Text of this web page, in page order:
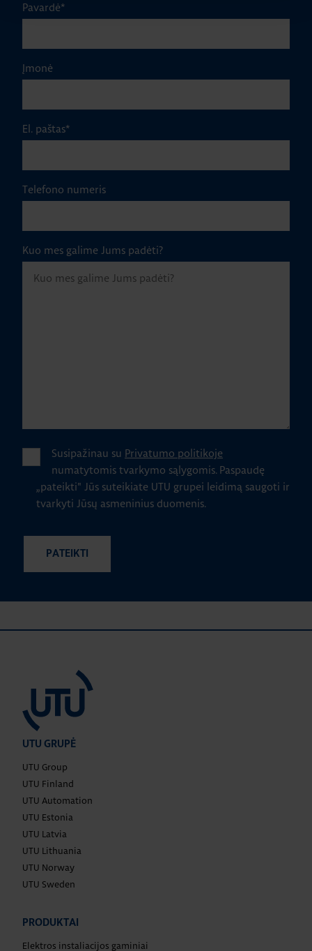
Pavardė*
Įmonė
El. paštas*
Telefono numeris
Kuo mes galime Jums padėti?
Susipažinau su Privatumo politikoje
numatytomis tvarkymo sąlygomis. Paspaudę
„pateikti" Jūs suteikiate UTU grupei leidimą saugoti ir
tvarkyti Jūsų asmeninius duomenis.
UTU GRUPĖ
UTU Group
UTU Finland
UTU Automation
UTU Estonia
UTU Latvia
UTU Lithuania
UTU Norway
UTU Sweden
PRODUKTAI
Elektros instaliacijos gaminiai